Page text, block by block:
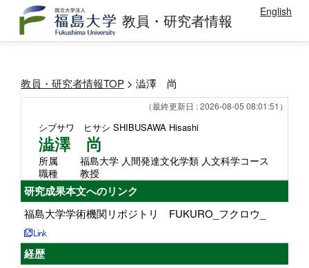
教員・研究者情報 English
教員・研究者情報TOP > 澁澤 尚
（最終更新日 : 2026-08-05 08:01:51）
シブサワ ヒサシ SHIBUSAWA Hisashi
澁澤 尚
所属
福島大学 人間発達文化学類 人文科学コース
職種
教授
研究成果本文へのリンク
福島大学学術機関リポジトリ FUKURO_フクロウ_
経歴